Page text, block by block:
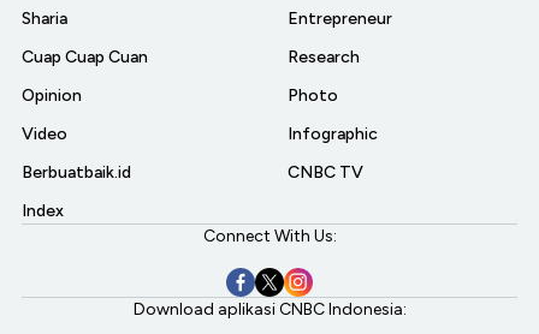
Sharia
Cuap Cuap Cuan
Opinion
Video
Berbuatbaik.id
Index
Entrepreneur
Research
Photo
Infographic
CNBC TV
Connect With Us:
Download aplikasi CNBC Indonesia: